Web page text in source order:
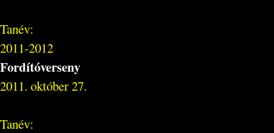
Tanév:
2011-2012
Fordítóverseny
2011. október 27.
Tanév: